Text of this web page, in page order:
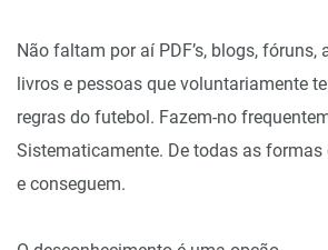
Não faltam por aí PDF’s, blogs, fóruns,
livros e pessoas que voluntariamente
regras do futebol. Fazem-no
Sistematicamente. De todas as formas
e conseguem.